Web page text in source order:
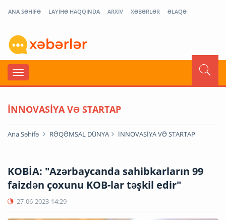
ANA SƏHİFƏ LAYİHƏ HAQQINDA ARXİV XƏBƏRLƏR ƏLAQƏ
İNNOVASİYA VƏ STARTAP
Ana Səhifə RƏQƏMSAL DÜNYA İNNOVASİYA VƏ STARTAP
KOBİA: "Azərbaycanda sahibkarların 99
faizdən çoxunu KOB-lar təşkil edir"
27-06-2023 14:29